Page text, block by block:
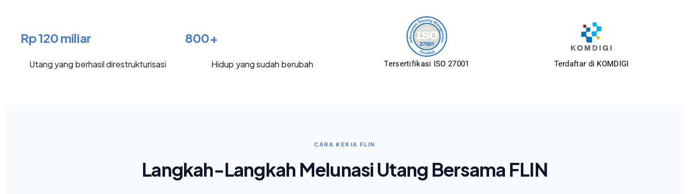
Rp 120 miliar
Utang yang berhasil direstrukturisasi
800+
Hidup yang sudah berubah Tersertifikasi ISO 27001 Terdaftar di KOMDIGI
CARA KERJA FLIN
Langkah-Langkah Melunasi Utang Bersama FLIN